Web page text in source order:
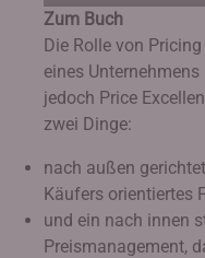
Zum Buch
Die Rolle von
eines
jedoch Price
zwei Dinge:
nach außen
Käufers orientiertes
und ein nach innen
Preismanagement,